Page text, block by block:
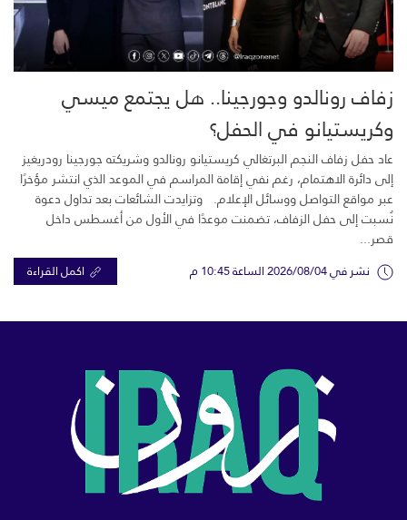
زفاف رونالدو وجورجينا.. هل يجتمع ميسي
وكريستيانو في الحفل؟
عاد حفل زفاف النجم البرتغالي كريستيانو رونالدو وشريكته جورجينا رودريغيز
إلى دائرة الاهتمام، رغم نفي إقامة المراسم في الموعد الذي انتشر مؤخرًا
عبر مواقع التواصل ووسائل الإعلام. وتزايدت الشائعات بعد تداول دعوة
نُسبت إلى حفل الزفاف، تضمنت موعدًا في الأول من أغسطس داخل
قصر...
نشر في 2026/08/04 الساعة 10:45 م اكمل القراءة